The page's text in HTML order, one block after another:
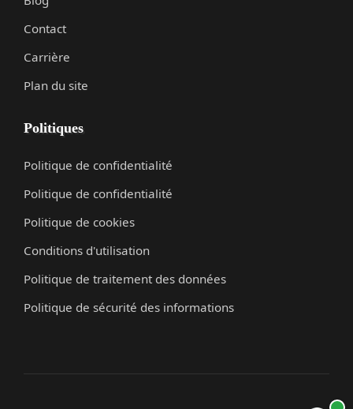
Contact
Carrière
Plan du site
Politiques
Politique de confidentialité
Politique de confidentialité
Politique de cookies
Conditions d'utilisation
Politique de traitement des données
Politique de sécurité des informations